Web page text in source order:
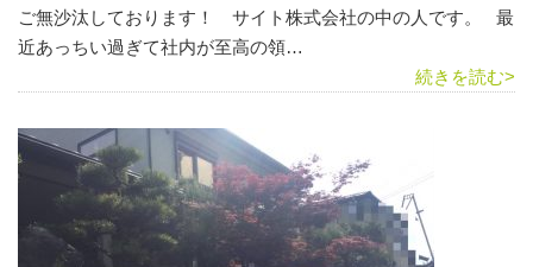
ご無沙汰しております！ サイト株式会社の中の人です。 最
近あっちい過ぎて社内が至高の領…
続きを読む>